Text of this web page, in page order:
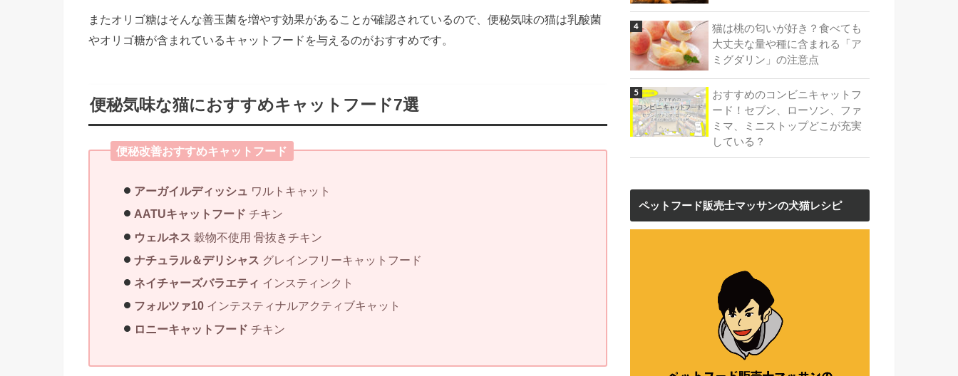
またオリゴ糖はそんな善玉菌を増やす効果があることが確認されているので、便秘気味の猫は乳酸菌
やオリゴ糖が含まれているキャットフードを与えるのがおすすめです。
便秘気味な猫におすすめキャットフード7選
便秘改善おすすめキャットフード
アーガイルディッシュ ワルトキャット
AATUキャットフード チキン
ウェルネス 穀物不使用 骨抜きチキン
ナチュラル＆デリシャス グレインフリーキャットフード
ネイチャーズバラエティ インスティンクト
フォルツァ10 インテスティナルアクティブキャット
ロニーキャットフード チキン
猫は桃の匂いが好き？食べても
大丈夫な量や種に含まれる「ア
ミグダリン」の注意点
おすすめのコンビニキャットフ
ード！セブン、ローソン、ファ
ミマ、ミニストップどこが充実
している？
ペットフード販売士マッサンの犬猫レシピ